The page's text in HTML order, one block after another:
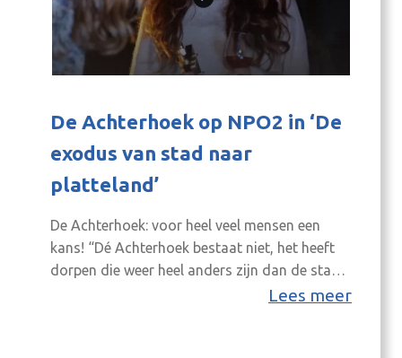
De Achterhoek op NPO2 in ‘De
exodus van stad naar
platteland’
De Achterhoek: voor heel veel mensen een
kans! “Dé Achterhoek bestaat niet, het heeft
dorpen die weer heel anders zijn dan de stad.
En de stad is geen Utrecht of Amsterdam. Het
Lees meer